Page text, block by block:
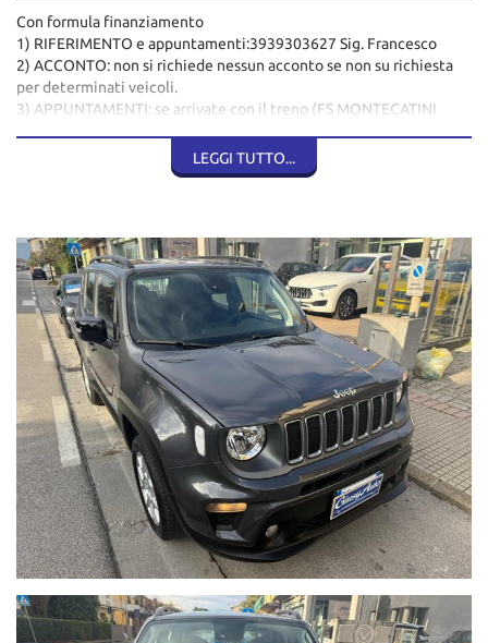
Con formula finanziamento
1) RIFERIMENTO e appuntamenti:3939303627 Sig. Francesco
2) ACCONTO: non si richiede nessun acconto se non su richiesta
per determinati veicoli.
3) APPUNTAMENTI: se arrivate con il treno (FS MONTECATINI
arrivare da noi con la nostra organizzazione.
4) CONSEGNA DEL VEICOLO: presso di noi avrai modo nell'arco di
relativi documenti.
5) PAGAMENTO: Saldo del veicolo con bonifico almeno 2 giorni
prima del ritiro, con assegno circolare 5 giorni prima per valutata
bencario del titolo . Intestato Giusy Auto srl (contattaci quando
sei in banca per evitare spiacevoli imprevisti al 0572/032923
oppure 3939303627 Francesco)
6) Documento valido(carta d'identità o patente validi)e tassativo
Tessera sanitaria.
Per i nati all'estero: permesso di soggiorno e carta d'identità.
7) PASSAGGIO DI PROPRIETA': grazie al nuovo sistema telematico,
con
Connessione diretta con l'ACI e Motorizzazione potete
immediatamente ritirare i
documenti per la circolazione.
8) ASSICURAZIONE: targa prova o tagliandino dell'assicurazione.(il
giorno prima
alla vostra agenzia
assicurativa, quest'ultima ci rifarà il fax con il tagliandino del
LEGGI TUTTO...